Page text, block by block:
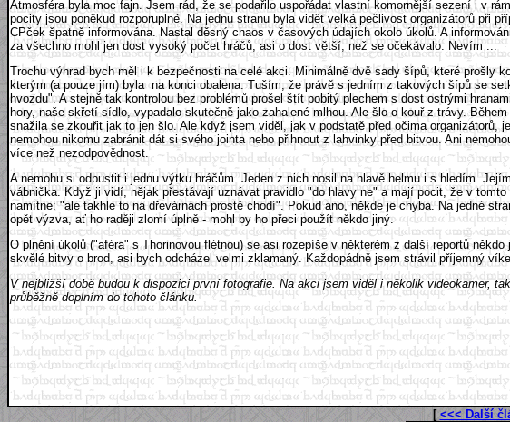
Atmosféra byla moc fajn. Jsem rád, že se podařilo uspořádat vlastní komornější sezení i v
pocity jsou poněkud rozporuplné. Na jednu stranu byla vidět velká pečlivost organizátorů při
CPček špatně informována. Nastal děsný chaos v časových údajích okolo úkolů. A
za všechno mohl jen dost vysoký počet hráčů, asi o dost větší, než se očekávalo. Nevím ...
Trochu výhrad bych měl i k bezpečnosti na celé akci. Minimálně dvě sady šípů, které
kterým (a pouze jím) byla na konci obalena. Tuším, že právě s jedním z takových šípů se
hvozdu". A stejně tak kontrolou bez problémů prošel štít pobitý plechem s dost ostrými
hory, naše skřetí sídlo, vypadalo skutečně jako zahalené mlhou. Ale šlo o kouř z trávy.
snažila se zkouřit jak to jen šlo. Ale když jsem viděl, jak v podstatě před očima
nemohou nikomu zabránit dát si svého jointa nebo přihnout z lahvinky před bitvou. Ani
více než nezodpovědnost.
A nemohu si odpustit i jednu výtku hráčům. Jeden z nich nosil na hlavě helmu i s hledím.
vábnička. Když ji vidí, nějak přestávají uznávat pravidlo "do hlavy ne" a mají pocit, že v
namítne: "ale takhle to na dřevárnách prostě chodí". Pokud ano, někde je chyba. Na jedné
opět výzva, ať ho raději zlomí úplně - mohl by ho přeci použít někdo jiný.
O plnění úkolů ("aféra" s Thorinovou flétnou) se asi rozepíše v některém z další reportů
skvělé bitvy o brod, asi bych odcházel velmi zklamaný. Každopádně jsem strávil příjemný
V nejbližší době budou k dispozici první fotografie. Na akci jsem viděl i několik videokamer,
průběžně doplním do tohoto článku.
[ <<< Další